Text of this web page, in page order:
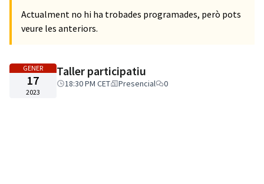
Actualment no hi ha trobades programades, però pots
veure les anteriors.
GENER
17
2023
Taller participatiu
18:30 PM CET Presencial 0